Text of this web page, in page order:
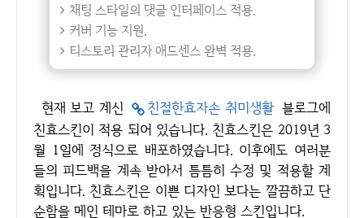
채팅 스타일의 댓글 인터페이스 적용.
커버 기능 지원.
티스토리 관리자 애드센스 완벽 적용.
현재 보고 계신 친절한효자손 취미생활 블로그에
친효스킨이 적용 되어 있습니다. 친효스킨은 2019년 3
월 1일에 정식으로 배포하였습니다. 이후에도 여러분
들의 피드백을 계속 받아서 틈틈히 수정 및 적용할 계
획입니다. 친효스킨은 이쁜 디자인 보다는 깔끔하고 단
순함을 메인 테마로 하고 있는 반응형 스킨입니다.